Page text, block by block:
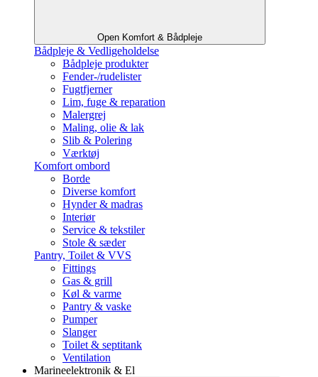
Open Komfort & Bådpleje
Bådpleje & Vedligeholdelse
Bådpleje produkter
Fender-/rudelister
Fugtfjerner
Lim, fuge & reparation
Malergrej
Maling, olie & lak
Slib & Polering
Værktøj
Komfort ombord
Borde
Diverse komfort
Hynder & madras
Interiør
Service & tekstiler
Stole & sæder
Pantry, Toilet & VVS
Fittings
Gas & grill
Køl & varme
Pantry & vaske
Pumper
Slanger
Toilet & septitank
Ventilation
Marineelektronik & El